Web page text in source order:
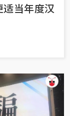
当年度汉